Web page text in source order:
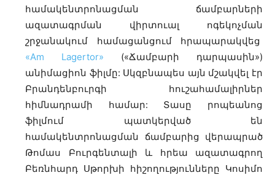
համակենտրոնացման ճամբարների
ազատագրման վիրտուալ ոգեկոչման
շրջանակում համացանցում հրապարակվեց
«Am Lagertor» («Ճամբարի դարպասին»)
անիմացիոն ֆիլմը: Սկզբնապես այն մշակվել էր
Բրանդենբուրգի հուշահամալիրներ
հիմնադրամի համար: Տասը րոպեանոց
ֆիլմում պատկերված են
համակենտրոնացման ճամբարից վերապրած
Թոմաս Բուրգենտալի և հրեա ազատագրող
Բեռնհարդ Սթորխի հիշողությունները Կոսիմո